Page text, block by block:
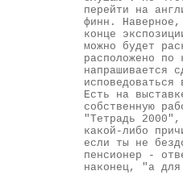
перейти на
финн. Наверное,
конце
можно будет
расположено по
напрашивается
Есть на
собственную
"Тетрадь
какой-либо
если ты не
пенсионер -
наконец, "а